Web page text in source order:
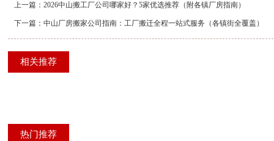
上一篇：2026中山搬工厂公司哪家好？5家优选推荐（附各镇厂房指南）
下一篇：中山厂房搬家公司指南：工厂搬迁全程一站式服务（各镇街全覆盖）
相关推荐
热门推荐